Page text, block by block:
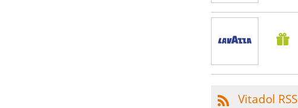
Vitadol RSS